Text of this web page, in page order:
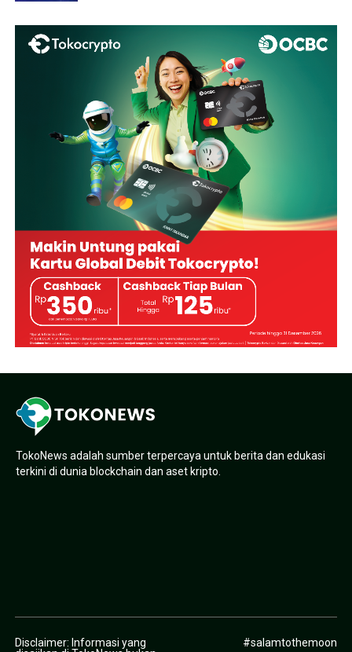
TokoNews adalah sumber terpercaya untuk berita dan edukasi
terkini di dunia blockchain dan aset kripto.
Disclaimer: Informasi yang
#salamtothemoon